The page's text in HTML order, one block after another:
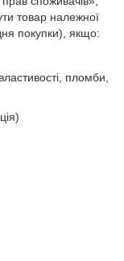
товар належної
покупки), якщо:
пломби,